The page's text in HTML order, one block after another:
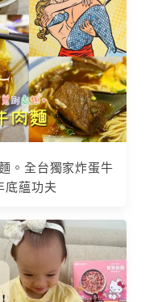
。全台獨家炸蛋牛
底蘊功夫